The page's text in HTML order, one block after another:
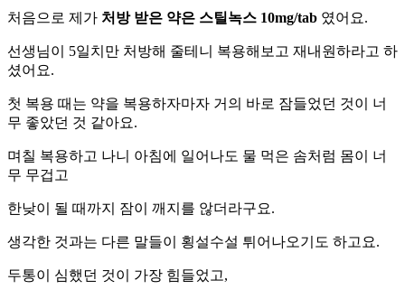
처음으로 제가 처방 받은 약은 스틸녹스 10mg/tab 였어요.
선생님이 5일치만 처방해 줄테니 복용해보고 재내원하라고 하
셨어요.
첫 복용 때는 약을 복용하자마자 거의 바로 잠들었던 것이 너
무 좋았던 것 같아요.
며칠 복용하고 나니 아침에 일어나도 물 먹은 솜처럼 몸이 너
무 무겁고
한낮이 될 때까지 잠이 깨지를 않더라구요.
생각한 것과는 다른 말들이 횡설수설 튀어나오기도 하고요.
두통이 심했던 것이 가장 힘들었고,